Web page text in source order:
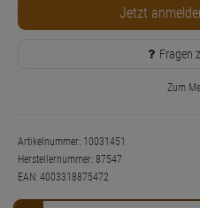
Jetzt
Fragen
Zum
Artikelnummer: 10031451
Herstellernummer: 87547
EAN: 4003318875472